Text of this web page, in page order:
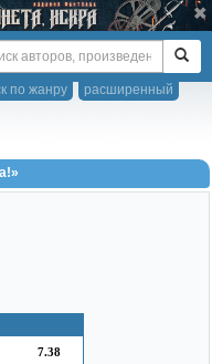
расширенный
по жанру
7.38